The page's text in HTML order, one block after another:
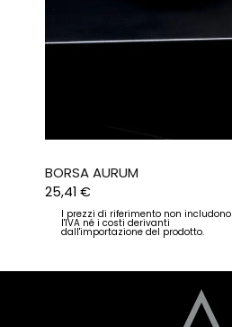
BORSA AURUM
25,41€
I prezzi di riferimento non includono
l'IVA né i costi derivanti
dall'importazione del prodotto.